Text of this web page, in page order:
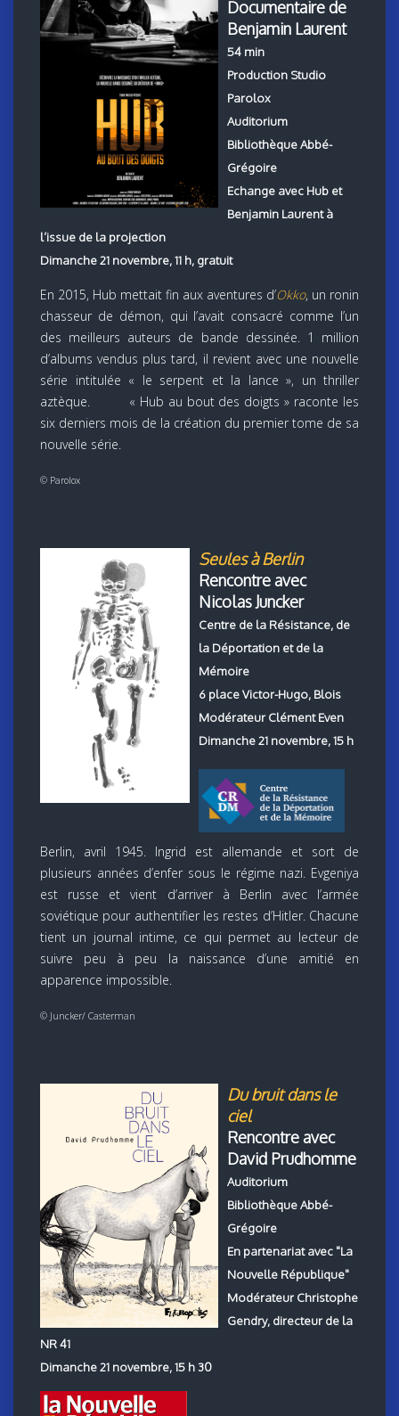
Documentaire de
Benjamin Laurent
54 min
Production Studio
Parolox
Auditorium
Bibliothèque Abbé-
Grégoire
Echange avec Hub et
Benjamin Laurent à
l’issue de la projection
Dimanche 21 novembre, 11 h, gratuit
En 2015, Hub mettait fin aux aventures d’Okko, un ronin
chasseur de démon, qui l’avait consacré comme l’un
des meilleurs auteurs de bande dessinée. 1 million
d’albums vendus plus tard, il revient avec une nouvelle
série intitulée « le serpent et la lance », un thriller
aztèque. « Hub au bout des doigts » raconte les
six derniers mois de la création du premier tome de sa
nouvelle série.
© Parolox
Seules à Berlin
Rencontre avec
Nicolas Juncker
Centre de la Résistance, de
la Déportation et de la
Mémoire
6 place Victor-Hugo, Blois
Modérateur Clément Even
Dimanche 21 novembre, 15 h
Berlin, avril 1945. Ingrid est allemande et sort de
plusieurs années d’enfer sous le régime nazi. Evgeniya
est russe et vient d’arriver à Berlin avec l’armée
soviétique pour authentifier les restes d’Hitler. Chacune
tient un journal intime, ce qui permet au lecteur de
suivre peu à peu la naissance d’une amitié en
apparence impossible.
© Juncker/ Casterman
Du bruit dans le
ciel
Rencontre avec
David Prudhomme
Auditorium
Bibliothèque Abbé-
Grégoire
En partenariat avec "La
Nouvelle République"
Modérateur Christophe
Gendry, directeur de la
NR 41
Dimanche 21 novembre, 15 h 30